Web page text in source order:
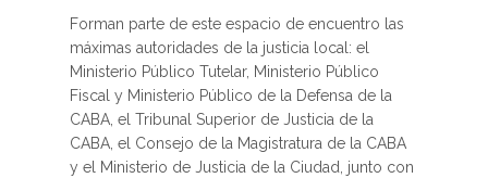
Forman parte de este espacio de encuentro las
máximas autoridades de la justicia local: el
Ministerio Público Tutelar, Ministerio Público
Fiscal y Ministerio Público de la Defensa de la
CABA, el Tribunal Superior de Justicia de la
CABA, el Consejo de la Magistratura de la CABA
y el Ministerio de Justicia de la Ciudad, junto con